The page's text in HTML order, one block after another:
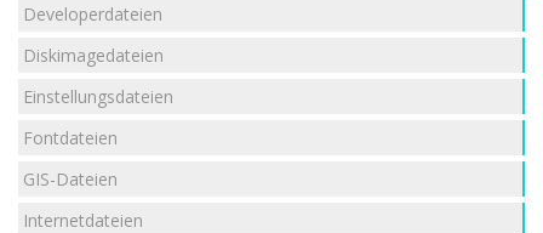
Developerdateien
Diskimagedateien
Einstellungsdateien
Fontdateien
GIS-Dateien
Internetdateien